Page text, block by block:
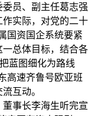
员、副主任葛志强
实际，对党的二十
国资国企系统要紧
总体目标，结合各
蓝图细化为路线
高速齐鲁号欧亚班
互动。
事长李海生听完宣